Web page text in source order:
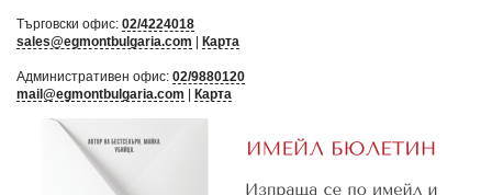
Търговски офис: 02/4224018
sales@egmontbulgaria.com | Карта
Административен офис: 02/9880120
mail@egmontbulgaria.com | Карта